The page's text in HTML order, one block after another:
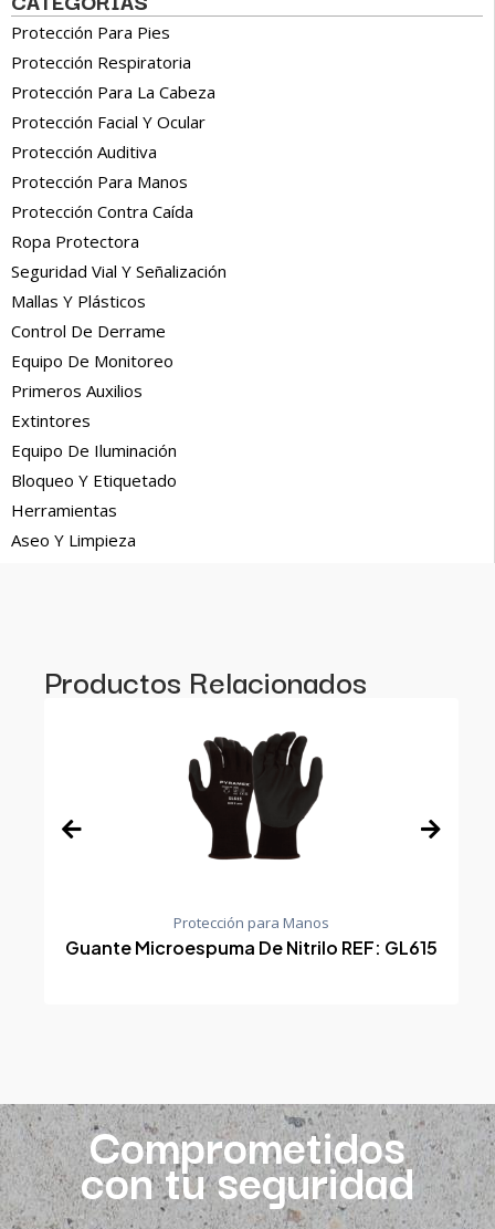
Protección Para Pies
Protección Respiratoria
Protección Para La Cabeza
Protección Facial Y Ocular
Protección Auditiva
Protección Para Manos
Protección Contra Caída
Ropa Protectora
Seguridad Vial Y Señalización
Mallas Y Plásticos
Control De Derrame
Equipo De Monitoreo
Primeros Auxilios
Extintores
Equipo De Iluminación
Bloqueo Y Etiquetado
Herramientas
Aseo Y Limpieza
Productos Relacionados
Protección para Manos
Guante Microespuma De Nitrilo REF: GL615
Comprometidos
con tu seguridad